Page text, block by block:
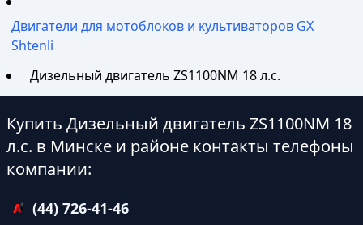
Двигатели для мотоблоков и культиваторов GX
Shtenli
Дизельный двигатель ZS1100NM 18 л.с.
Купить Дизельный двигатель ZS1100NM 18
л.с. в Минске и районе контакты телефоны
компании:
(44) 726-41-46